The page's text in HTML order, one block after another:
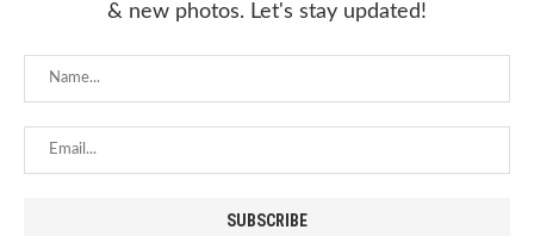
& new photos. Let's stay updated!